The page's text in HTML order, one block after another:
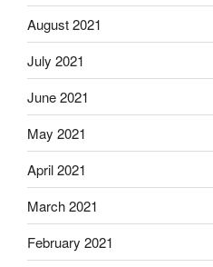
August 2021
July 2021
June 2021
May 2021
April 2021
March 2021
February 2021